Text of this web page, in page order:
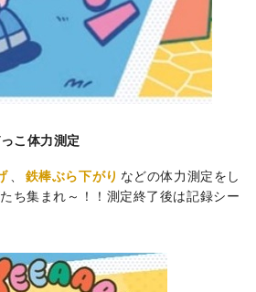
こ体力測定
、 鉄棒ぶら下がり などの体力測定をし
ち集まれ～！！測定終了後は記録シー